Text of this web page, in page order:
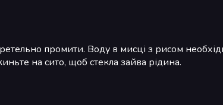
промити. Воду в мисці з рисом
на сито, щоб стекла зайва рідина.